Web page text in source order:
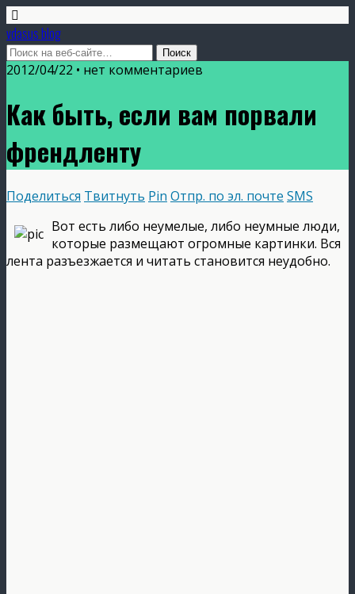
vdasus blog
2012/04/22 • нет комментариев
Как быть, если вам порвали
френдленту
Поделиться Твитнуть Pin Отпр. по эл. почте SMS
Вот есть либо неумелые, либо неумные люди,
которые размещают огромные картинки. Вся
лента разъезжается и читать становится неудобно.